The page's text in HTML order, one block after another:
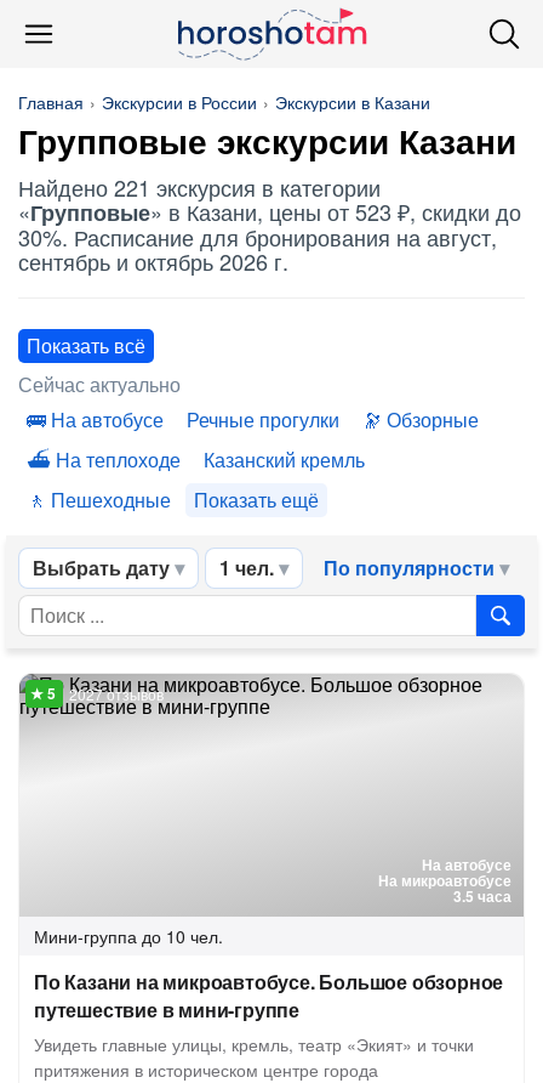
Главная Экскурсии в России Экскурсии в Казани
Групповые экскурсии Казани
Найдено 221 экскурсия в категории
«Групповые» в Казани, цены от 523 ₽, скидки до
30%. Расписание для бронирования на август,
сентябрь и октябрь 2026 г.
Показать всё
Сейчас актуально
На автобусе
Речные прогулки
Обзорные
На теплоходе
Казанский кремль
Пешеходные
Показать ещё
Выбрать дату 1 чел. По популярности
На автобусе
На микроавтобусе
3.5 часа
2027 отзывов
Мини-группа до 10 чел.
По Казани на микроавтобусе. Большое обзорное
путешествие в мини-группе
Увидеть главные улицы, кремль, театр «Экият» и точки
притяжения в историческом центре города